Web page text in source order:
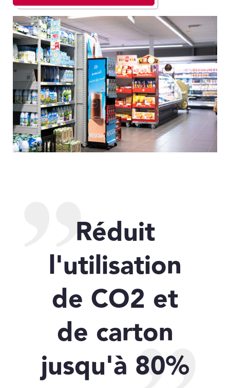
Réduit
l'utilisation
de CO2 et
de carton
jusqu'à 80%